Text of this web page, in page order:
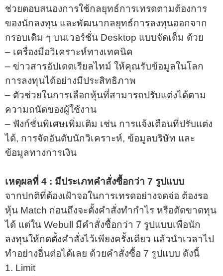
ช่วยตอบสนองการใช้กลยุทธ์การเทรดตามต้องการ
ของนักลงทุน และพัฒนากลยุทธ์การลงทุนออกจาก
กรอบเดิม ๆ บนเวอร์ชั่น Desktop แบบจัดเต็ม ด้วย
– เครื่องมือวิเคราะห์ทางเทคนิค
– ข่าวสารอัปเดตเรียลไทม์ ให้คุณรับข้อมูลในโลก
การลงทุนได้อย่างมีประสิทธิภาพ
– ตัวช่วยในการเลือกหุ้นที่สามารถปรับแต่งได้ตาม
ความถนัดของผู้ใช้งาน
– ฟังก์ชั่นพิเศษเพิ่มเติม เช่น การแจ้งเตือนที่ปรับแต่ง
ได้, การจัดอันดับนักวิเคราะห์, ข้อมูลบริษัท และ
ข้อมูลทางการเงิน
เหตุผลที่ 4 : มีประเภทคำสั่งซื้อกว่า 7 รูปแบบ
จากปกติที่ต้องเฝ้าจอในการเทรดอย่างจดจ่อ ต้องรอ
หุ้น Match ก่อนถึงจะตั้งคำสั่งทำกำไร หรือตัดขาดทุน
ได้ แต่ใน Webull มีคำสั่งซื้อกว่า 7 รูปแบบเพื่อนัก
ลงทุนให้กดตั้งคำสั่งไว้เพียงครั้งเดียว แล้วนำเวลาไป
ทำอย่างอื่นต่อได้เลย ด้วยคำสั่งซื้อ 7 รูปแบบ ดังนี้
1. Limit